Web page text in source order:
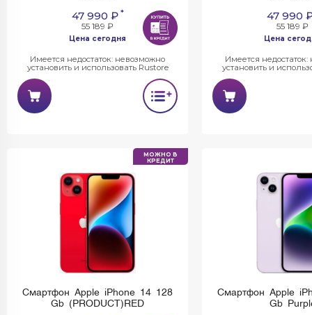
47 990 ₽*
55 189 ₽
Цена сегодня
Имеется недостаток: невозможно
установить и использовать Rustore
47 990
55 189 ₽
Цена
Имеется
установить и
МОЖНО В
КРЕДИТ
Смартфон Apple iPhone 14 128
Gb (PRODUCT)RED
Смартфон Apple
Gb